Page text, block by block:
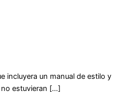
incluyera un manual de estilo y
estuvieran […]